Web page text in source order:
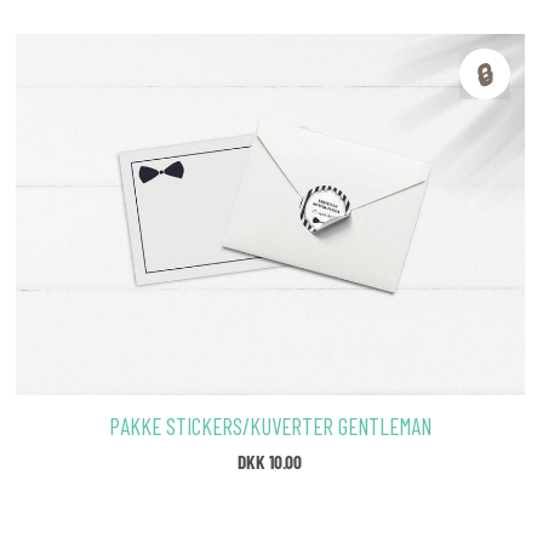
🔒
PAKKE STICKERS/KUVERTER GENTLEMAN
DKK 10.00